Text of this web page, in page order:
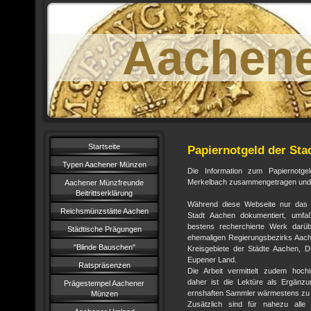
Startseite
Typen Aachener Münzen
Aachener Münzfreunde
Beitrittserklärung
Reichsmünzstätte Aachen
Städtische Prägungen
"Blinde Bauschen"
Ratspräsenzen
Prägestempel Aachener
Münzen
Papiernotgeld der
Die Information zum
Merkelbach zusammengetragen
Während diese Webseite nur das
Stadt Aachen dokumentiert,
bestens recherchierte Werk
ehemaligen Regierungsbezirks
Kreisgebiete der Städte Aachen,
Eupener Land.
Die Arbeit vermittelt zudem
daher ist die Lektüre als
ernshaften Sammler wärmestens zu
Zusätzlich sind für nahezu alle